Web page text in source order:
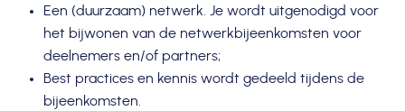
Een (duurzaam) netwerk. Je wordt uitgenodigd voor
het bijwonen van de netwerkbijeenkomsten voor
deelnemers en/of partners;
Best practices en kennis wordt gedeeld tijdens de
bijeenkomsten.